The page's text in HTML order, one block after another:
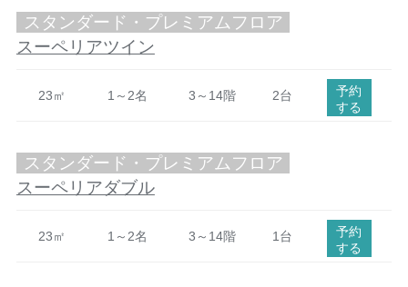
スタンダード・プレミアムフロア
スーペリアツイン
23㎡ 1～2名 3～14階 2台
予約
する
スタンダード・プレミアムフロア
スーペリアダブル
23㎡ 1～2名 3～14階 1台
予約
する